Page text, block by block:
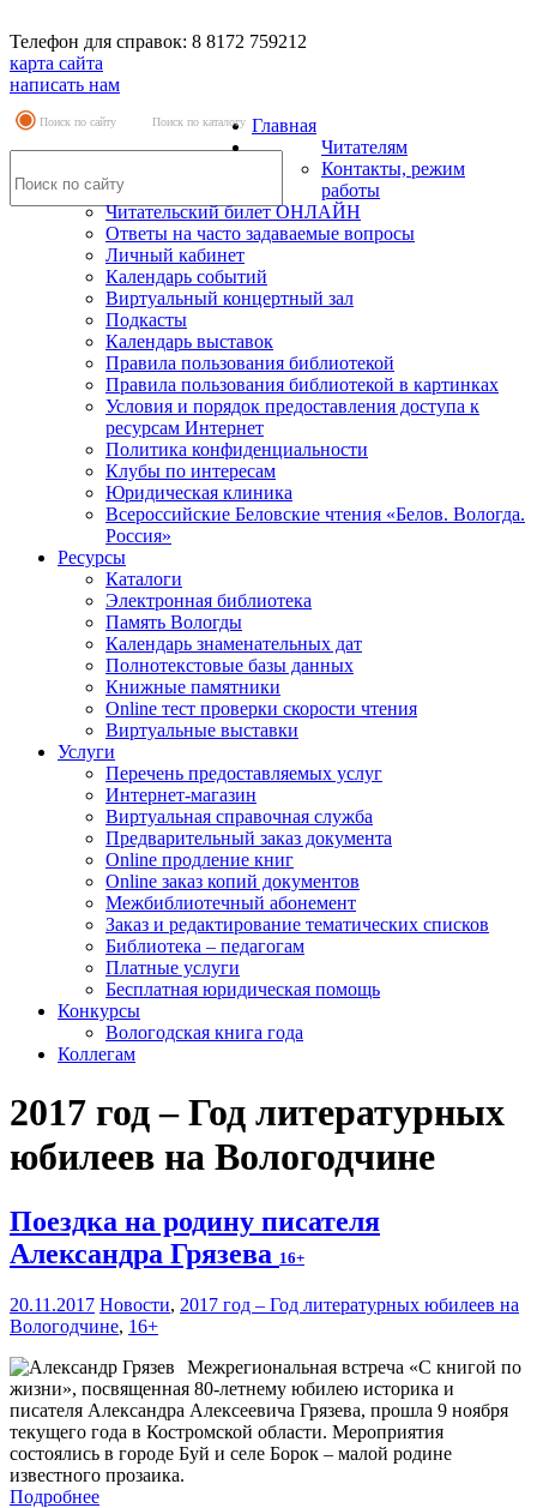
Телефон для справок: 8 8172 759212
карта сайта
написать нам
Поиск по сайту Поиск по каталогу Главная
Читателям
Контакты, режим
работы
Читательский билет ОНЛАЙН
Ответы на часто задаваемые вопросы
Личный кабинет
Календарь событий
Виртуальный концертный зал
Подкасты
Календарь выставок
Правила пользования библиотекой
Правила пользования библиотекой в картинках
Условия и порядок предоставления доступа к
ресурсам Интернет
Политика конфиденциальности
Клубы по интересам
Юридическая клиника
Всероссийские Беловские чтения «Белов. Вологда.
Россия»
Ресурсы
Каталоги
Электронная библиотека
Память Вологды
Календарь знаменательных дат
Полнотекстовые базы данных
Книжные памятники
Online тест проверки скорости чтения
Виртуальные выставки
Услуги
Перечень предоставляемых услуг
Интернет-магазин
Виртуальная справочная служба
Предварительный заказ документа
Online продление книг
Online заказ копий документов
Межбиблиотечный абонемент
Заказ и редактирование тематических списков
Библиотека – педагогам
Платные услуги
Бесплатная юридическая помощь
Конкурсы
Вологодская книга года
Коллегам
2017 год – Год литературных
юбилеев на Вологодчине
Поездка на родину писателя
Александра Грязева 16+
20.11.2017 Новости, 2017 год – Год литературных юбилеев на
Вологодчине, 16+
Межрегиональная встреча «С книгой по
жизни», посвященная 80-летнему юбилею историка и
писателя Александра Алексеевича Грязева, прошла 9 ноября
текущего года в Костромской области. Мероприятия
состоялись в городе Буй и селе Борок – малой родине
известного прозаика.
Подробнее